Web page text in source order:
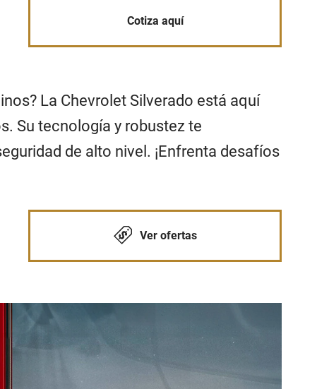
Cotiza aquí
La Chevrolet Silverado está aquí
Su tecnología y robustez te
de alto nivel. ¡Enfrenta desafíos
Ver ofertas